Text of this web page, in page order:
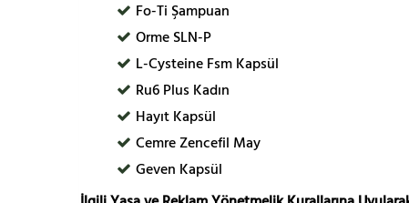
Fo-Ti Şampuan
Orme SLN-P
L-Cysteine Fsm Kapsül
Ru6 Plus Kadın
Hayıt Kapsül
Cemre Zencefil May
Geven Kapsül